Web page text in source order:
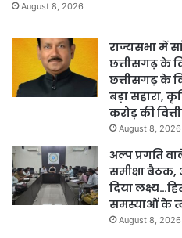
August 8, 2026
राज्यसभा में
छत्तीसगढ़ के
छत्तीसगढ़ के
बड़ा सहारा,
करोड़ की
August 8, 2026
अल्प प्रगति
समीक्षा बैठक,
दिया
समस्याओं के
August 8, 2026